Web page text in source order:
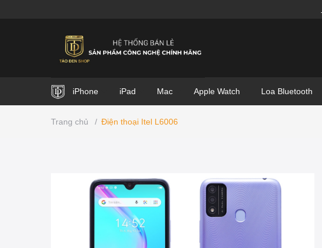
iPhone iPad Mac Apple Watch Loa Bluetooth
Trang chủ / Điện thoại Itel L6006